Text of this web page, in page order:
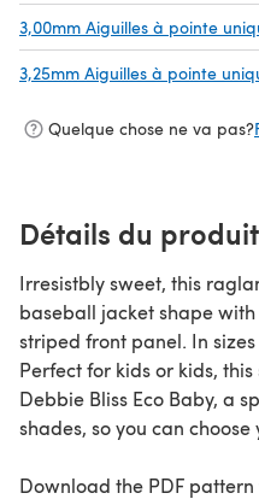
3,00mm Aiguilles à pointe
3,25mm Aiguilles à pointe
Quelque chose ne va pas?
Détails du produit
Irresistbly sweet, this
baseball jacket shape
striped front panel. In
Perfect for kids or kids,
Debbie Bliss Eco Baby, a
shades, so you can
Download the PDF